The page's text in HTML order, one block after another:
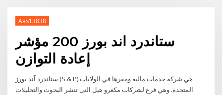
Aas13838
ستاندرد اند بورز 200 مؤشر
إعادة التوازن
ستاندرد آند بورز (S & P) هي شركة خدمات مالية ومقرها في الولايات
المتحدة. وهي فرع لشركات مكغرو هيل التي تنشر البحوث والتحليلات